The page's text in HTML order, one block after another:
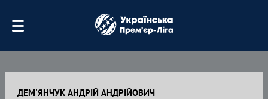
ДЕМ'ЯНЧУК АНДРІЙ АНДРІЙОВИЧ